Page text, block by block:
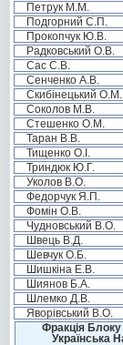
Петрук М.М.
Подгорний С.П.
Прокопчук Ю.В.
Радковський О.В.
Сас С.В.
Сенченко А.В.
Скибінецький О.М.
Соколов М.В.
Стешенко О.М.
Таран В.В.
Тищенко О.І.
Триндюк Ю.Г.
Уколов В.О.
Федорчук Я.П.
Фомін О.В.
Чудновський В.О.
Швець В.Д.
Шевчук О.Б.
Шишкіна Е.В.
Шиянов Б.А.
Шлемко Д.В.
Яворівський В.О.
Фракція
Українська